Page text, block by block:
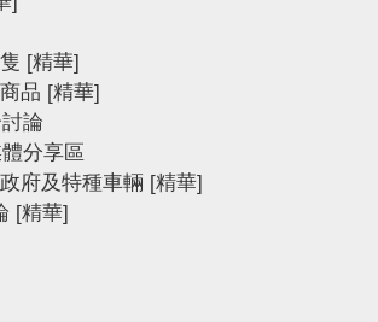
[精華]
品 [精華]
論
分享區
府及特種車輛 [精華]
[精華]